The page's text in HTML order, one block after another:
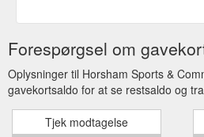
Forespørgsel om
Oplysninger til Horsham Sports &
gavekortsaldo for at se restsaldo og
Tjek modtagelse